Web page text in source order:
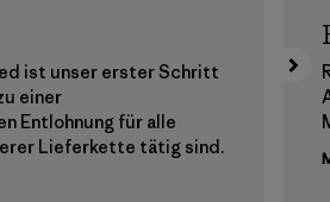
ist unser erster Schritt
einer
Entlohnung für alle
Lieferkette tätig sind.